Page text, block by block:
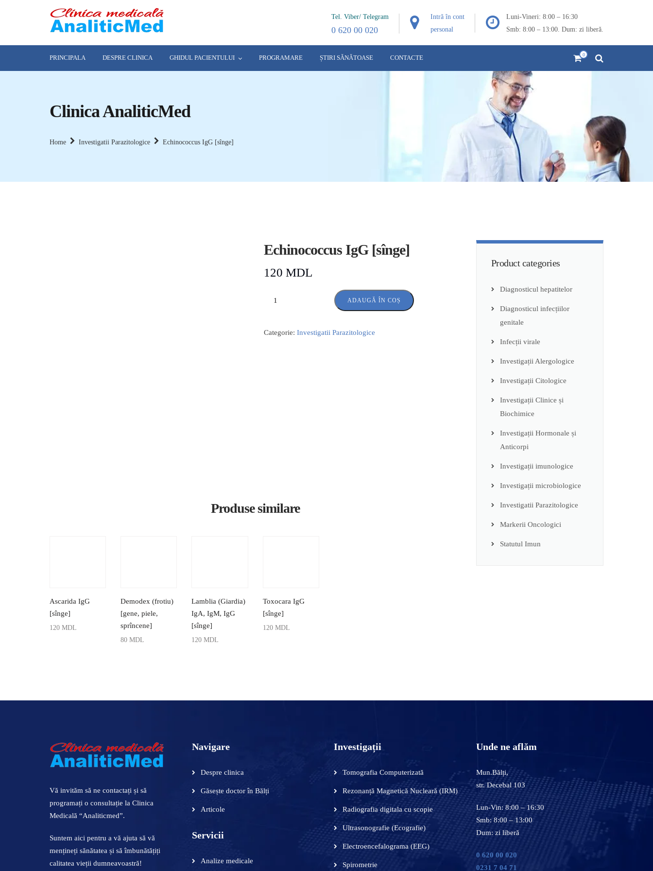
Tel. Viber/ Telegram
0 620 00 020
Intră în cont
personal
Luni-Vineri: 8:00 – 16:30
Smb: 8:00 – 13:00. Dum: zi liberă.
PRINCIPALA DESPRE CLINICA GHIDUL PACIENTULUI PROGRAMARE ȘTIRI SĂNĂTOASE CONTACTE 0
Clinica AnaliticMed
Home Investigatii Parazitologice Echinococcus IgG [sînge]
Echinococcus IgG [sînge]
120 MDL
ADAUGĂ ÎN COȘ
Categorie: Investigatii Parazitologice
Produse similare
Ascarida IgG
[sînge]
120 MDL
Demodex (frotiu)
[gene, piele,
sprîncene]
80MDL
Lamblia (Giardia)
IgA, IgM, IgG
[sînge]
120MDL
Toxocara IgG
[sînge]
120 MDL
Product categories
Diagnosticul hepatitelor
Diagnosticul infecțiilor
genitale
Infecții virale
Investigații Alergologice
Investigații Citologice
Investigații Clinice și
Biochimice
Investigații Hormonale și
Anticorpi
Investigații imunologice
Investigații microbiologice
Investigatii Parazitologice
Markerii Oncologici
Statutul Imun
Vă invităm să ne contactați și să
programați o consultație la Clinica
Medicală “Analiticmed”.
Suntem aici pentru a vă ajuta să vă
mențineți sănătatea și să îmbunătățiți
calitatea vieții dumneavoastră!
Navigare
Despre clinica
Găsește doctor în Bălți
Articole
Servicii
Analize medicale
Investigații
Tomografia Computerizată
Rezonanță Magnetică Nucleară (IRM)
Radiografia digitala cu scopie
Ultrasonografie (Ecografie)
Electroencefalograma (EEG)
Spirometrie
Unde ne aflăm
Mun.Bălți,
str. Decebal 103
Lun-Vin: 8:00 – 16:30
Smb: 8:00 – 13:00
Dum: zi liberă
0 620 00 020
0231 7 04 71